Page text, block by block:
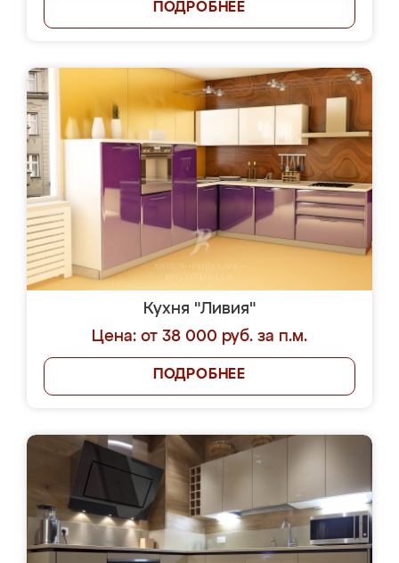
ПОДРОБНЕЕ
Кухня "Ливия"
Цена: от 38 000 руб. за п.м.
ПОДРОБНЕЕ